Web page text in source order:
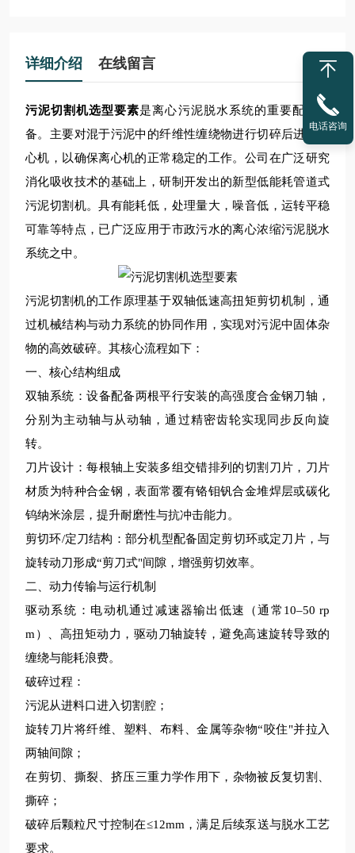
详细介绍 在线留言
污泥切割机选型要素是离心污泥脱水系统的重要配套设
备。主要对混于污泥中的纤维性缠绕物进行切碎后进入离
心机，以确保离心机的正常稳定的工作。公司在广泛研究
消化吸收技术的基础上，研制开发出的新型低能耗管道式
污泥切割机。具有能耗低，处理量大，噪音低，运转平稳
可靠等特点，已广泛应用于市政污水的离心浓缩污泥脱水
系统之中。
污泥切割机的工作原理基于‌双轴低速高扭矩剪切机制‌，通
过机械结构与动力系统的协同作用，实现对污泥中固体杂
物的高效破碎。其核心流程如下：
一、核心结构组成
双轴系统 ‌：设备配备两根平行安装的高强度合金钢刀轴，
分别为主动轴与从动轴，通过精密齿轮实现同步反向旋
转。
刀片设计 ‌：每根轴上安装多组交错排列的切割刀片，刀片
材质为特种合金钢，表面常覆有铬钼钒合金堆焊层或碳化
钨纳米涂层，提升耐磨性与抗冲击能力。
剪切环/定刀结构‌：部分机型配备固定剪切环或定刀片，与
旋转动刀形成“剪刀式"间隙，增强剪切效率。
二、动力传输与运行机制
驱动系统 ‌：电动机通过减速器输出低速（通常10–50 rp
m）、高扭矩动力，驱动刀轴旋转，避免高速旋转导致的
缠绕与能耗浪费。
破碎过程 ‌：
污泥从进料口进入切割腔；
旋转刀片将纤维、塑料、布料、金属等杂物“咬住"并拉入
两轴间隙；
在‌剪切、撕裂、挤压‌三重力学作用下，杂物被反复切割、
撕碎；
破碎后颗粒尺寸控制在≤12mm，满足后续泵送与脱水工艺
要求。
电话咨询